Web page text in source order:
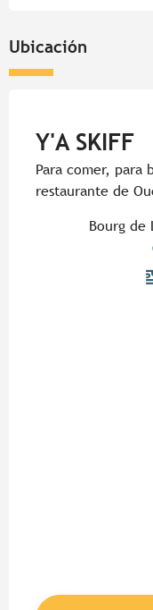
Ubicación
Y'A SKIFF
Para comer, para
restaurante de
Bourg de